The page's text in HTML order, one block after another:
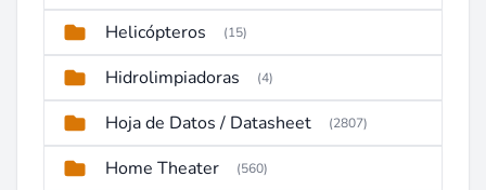
Helicópteros (15)
Hidrolimpiadoras (4)
Hoja de Datos / Datasheet (2807)
Home Theater (560)